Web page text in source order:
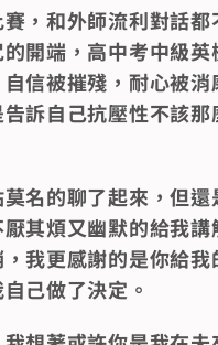
，和外師流利對話
開端，高中考中級
信被摧殘，耐心被
訴自己抗壓性不該
名的聊了起來，但
其煩又幽默的給我
我更感謝的是你給
己做了決定。